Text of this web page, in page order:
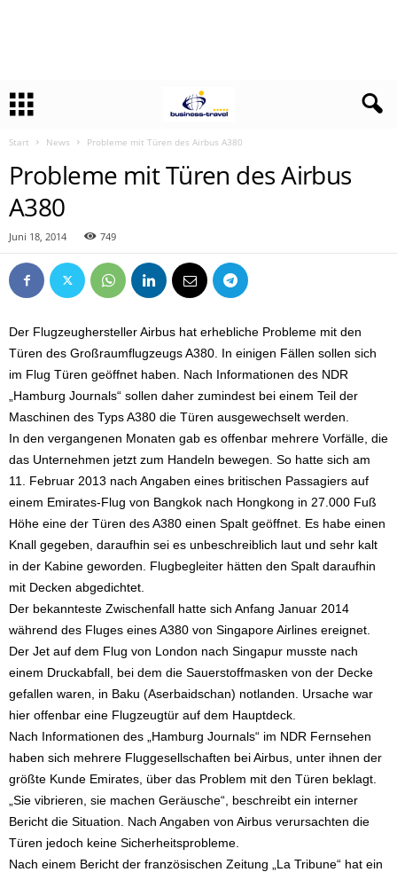
Start News Probleme mit Türen des Airbus A380
Probleme mit Türen des Airbus
A380
Juni 18, 2014 749
Der Flugzeughersteller Airbus hat erhebliche Probleme mit den
Türen des Großraumflugzeugs A380. In einigen Fällen sollen sich
im Flug Türen geöffnet haben. Nach Informationen des NDR
„Hamburg Journals“ sollen daher zumindest bei einem Teil der
Maschinen des Typs A380 die Türen ausgewechselt werden.
In den vergangenen Monaten gab es offenbar mehrere Vorfälle, die
das Unternehmen jetzt zum Handeln bewegen. So hatte sich am
11. Februar 2013 nach Angaben eines britischen Passagiers auf
einem Emirates-Flug von Bangkok nach Hongkong in 27.000 Fuß
Höhe eine der Türen des A380 einen Spalt geöffnet. Es habe einen
Knall gegeben, daraufhin sei es unbeschreiblich laut und sehr kalt
in der Kabine geworden. Flugbegleiter hätten den Spalt daraufhin
mit Decken abgedichtet.
Der bekannteste Zwischenfall hatte sich Anfang Januar 2014
während des Fluges eines A380 von Singapore Airlines ereignet.
Der Jet auf dem Flug von London nach Singapur musste nach
einem Druckabfall, bei dem die Sauerstoffmasken von der Decke
gefallen waren, in Baku (Aserbaidschan) notlanden. Ursache war
hier offenbar eine Flugzeugtür auf dem Hauptdeck.
Nach Informationen des „Hamburg Journals“ im NDR Fernsehen
haben sich mehrere Fluggesellschaften bei Airbus, unter ihnen der
größte Kunde Emirates, über das Problem mit den Türen beklagt.
„Sie vibrieren, sie machen Geräusche“, beschreibt ein interner
Bericht die Situation. Nach Angaben von Airbus verursachten die
Türen jedoch keine Sicherheitsprobleme.
Nach einem Bericht der französischen Zeitung „La Tribune“ hat ein